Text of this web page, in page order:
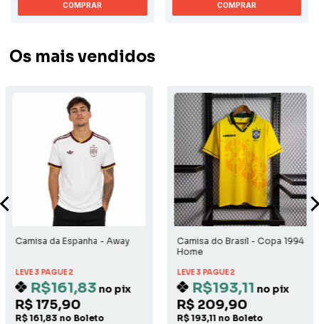
COMPRAR COMPRAR
Os mais vendidos
Camisa da Espanha - Away
LEVE 3 PAGUE 2
R$161,83 no pix
R$ 175,90
R$ 161,83 no Boleto
Camisa do Brasil - Copa 1994
Home
LEVE 3 PAGUE 2
R$193,11 no pix
R$ 209,90
R$ 193,11 no Boleto